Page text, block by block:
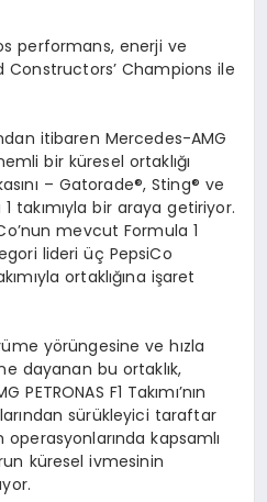
performans, enerji ve
Constructors’ Champions ile
itibaren Mercedes-AMG
bir küresel ortaklığı
– Gatorade®, Sting® ve
takımıyla bir araya getiriyor.
mevcut Formula 1
lideri üç PepsiCo
ortaklığına işaret
yörüngesine ve hızla
dayanan bu ortaklık,
F1 Takımı’nın
sürükleyici taraftar
kapsamlı
küresel ivmesinin